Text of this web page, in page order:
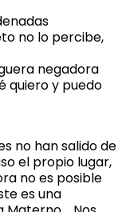
no lo percibe,
negadora
quiero y puedo
no han salido de
el propio lugar,
no es posible
es una